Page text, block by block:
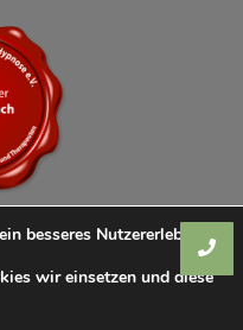
besseres Nutzererlebnis
wir einsetzen und diese